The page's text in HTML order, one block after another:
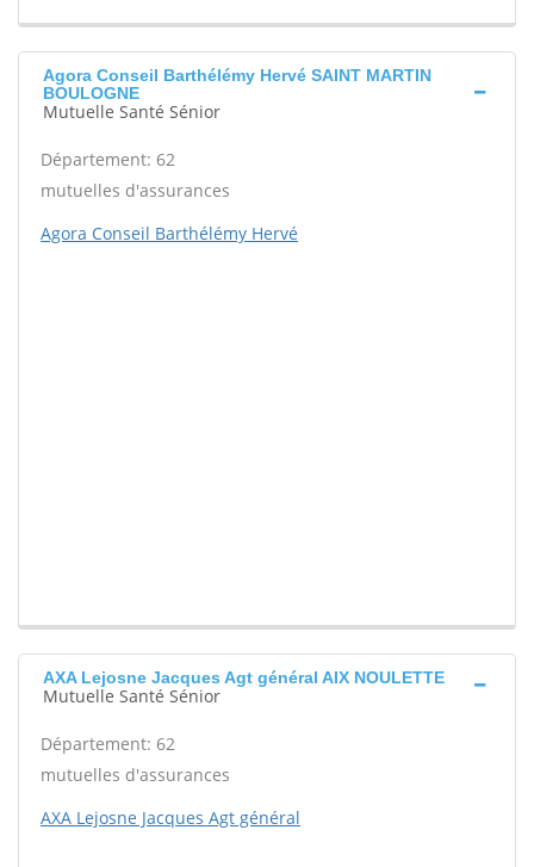
Agora Conseil Barthélémy Hervé SAINT MARTIN
BOULOGNE
Mutuelle Santé Sénior
Département: 62
mutuelles d'assurances
Agora Conseil Barthélémy Hervé
AXA Lejosne Jacques Agt général AIX NOULETTE
Mutuelle Santé Sénior
Département: 62
mutuelles d'assurances
AXA Lejosne Jacques Agt général